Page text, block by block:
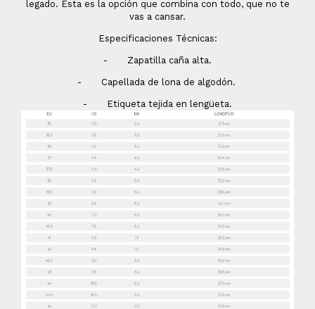
legado. Esta es la opción que combina con todo, que no te
vas a cansar.
Especificaciones Técnicas:
- Zapatilla caña alta.
- Capellada de lona de algodón.
- Etiqueta tejida en lengüeta.